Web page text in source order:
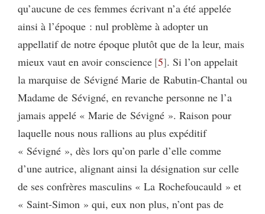
qu’aucune de ces femmes écrivant n’a été appelée
ainsi à l’époque : nul problème à adopter un
appellatif de notre époque plutôt que de la leur, mais
mieux vaut en avoir conscience 5 . Si l’on appelait
la marquise de Sévigné Marie de Rabutin-Chantal ou
Madame de Sévigné, en revanche personne ne l’a
jamais appelé « Marie de Sévigné ». Raison pour
laquelle nous nous rallions au plus expéditif
« Sévigné », dès lors qu’on parle d’elle comme
d’une autrice, alignant ainsi la désignation sur celle
de ses confrères masculins « La Rochefoucauld » et
« Saint-Simon » qui, eux non plus, n’ont pas de